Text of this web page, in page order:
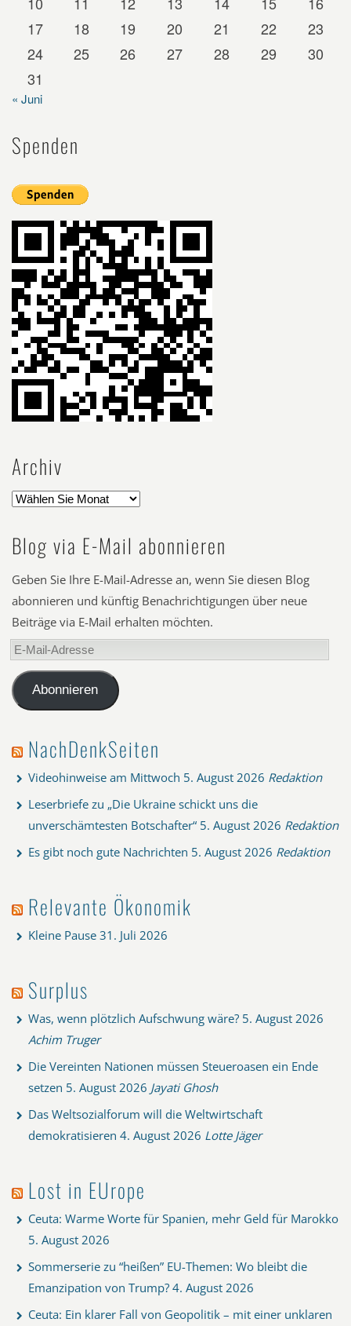
17
18 19 20 21 22
23
24
25 26 27 28 29
30
31
« Juni
Spenden
Archiv
Blog via E-Mail abonnieren
Geben Sie Ihre E-Mail-Adresse an, wenn Sie diesen Blog
abonnieren und künftig Benachrichtigungen über neue
Beiträge via E-Mail erhalten möchten.
E-
Mail-
AdresseAbonnieren
NachDenkSeiten
Videohinweise am Mittwoch 5. August 2026 Redaktion
Leserbriefe zu „Die Ukraine schickt uns die
unverschämtesten Botschafter“ 5. August 2026 Redaktion
Es gibt noch gute Nachrichten 5. August 2026 Redaktion
Relevante Ökonomik
Kleine Pause 31. Juli 2026
Surplus
Was, wenn plötzlich Aufschwung wäre? 5. August 2026
Achim Truger
Die Vereinten Nationen müssen Steueroasen ein Ende
setzen 5. August 2026 Jayati Ghosh
Das Weltsozialforum will die Weltwirtschaft
demokratisieren 4. August 2026 Lotte Jäger
Lost in EUrope
Ceuta: Warme Worte für Spanien, mehr Geld für Marokko
5. August 2026
Sommerserie zu “heißen” EU-Themen: Wo bleibt die
Emanzipation von Trump? 4. August 2026
Ceuta: Ein klarer Fall von Geopolitik – mit einer unklaren